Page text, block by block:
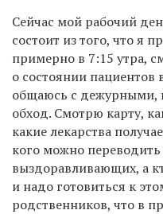
Сейчас мой рабочий
состоит из того, что я
примерно в 7:15 утра,
о состоянии пациентов
общаюсь с дежурными,
обход. Смотрю карту,
какие лекарства
кого можно
выздоравливающих, а
и надо готовиться к
родственников, что в